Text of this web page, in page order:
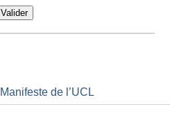
Valider
Manifeste de l’UCL